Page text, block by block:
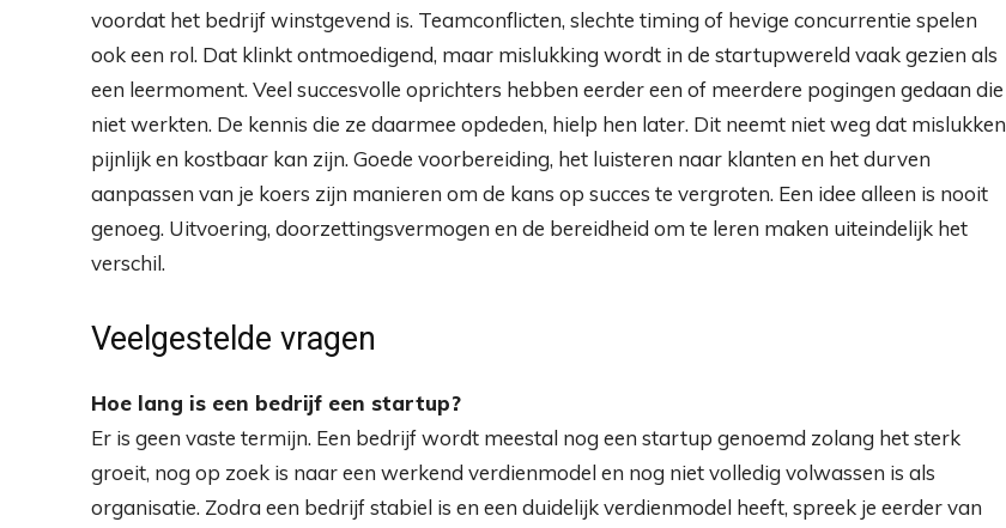
voordat het bedrijf winstgevend is. Teamconflicten, slechte timing of hevige concurrentie spelen
ook een rol. Dat klinkt ontmoedigend, maar mislukking wordt in de startupwereld vaak gezien als
een leermoment. Veel succesvolle oprichters hebben eerder een of meerdere pogingen gedaan die
niet werkten. De kennis die ze daarmee opdeden, hielp hen later. Dit neemt niet weg dat mislukken
pijnlijk en kostbaar kan zijn. Goede voorbereiding, het luisteren naar klanten en het durven
aanpassen van je koers zijn manieren om de kans op succes te vergroten. Een idee alleen is nooit
genoeg. Uitvoering, doorzettingsvermogen en de bereidheid om te leren maken uiteindelijk het
verschil.
Veelgestelde vragen
Hoe lang is een bedrijf een startup?
Er is geen vaste termijn. Een bedrijf wordt meestal nog een startup genoemd zolang het sterk
groeit, nog op zoek is naar een werkend verdienmodel en nog niet volledig volwassen is als
organisatie. Zodra een bedrijf stabiel is en een duidelijk verdienmodel heeft, spreek je eerder van